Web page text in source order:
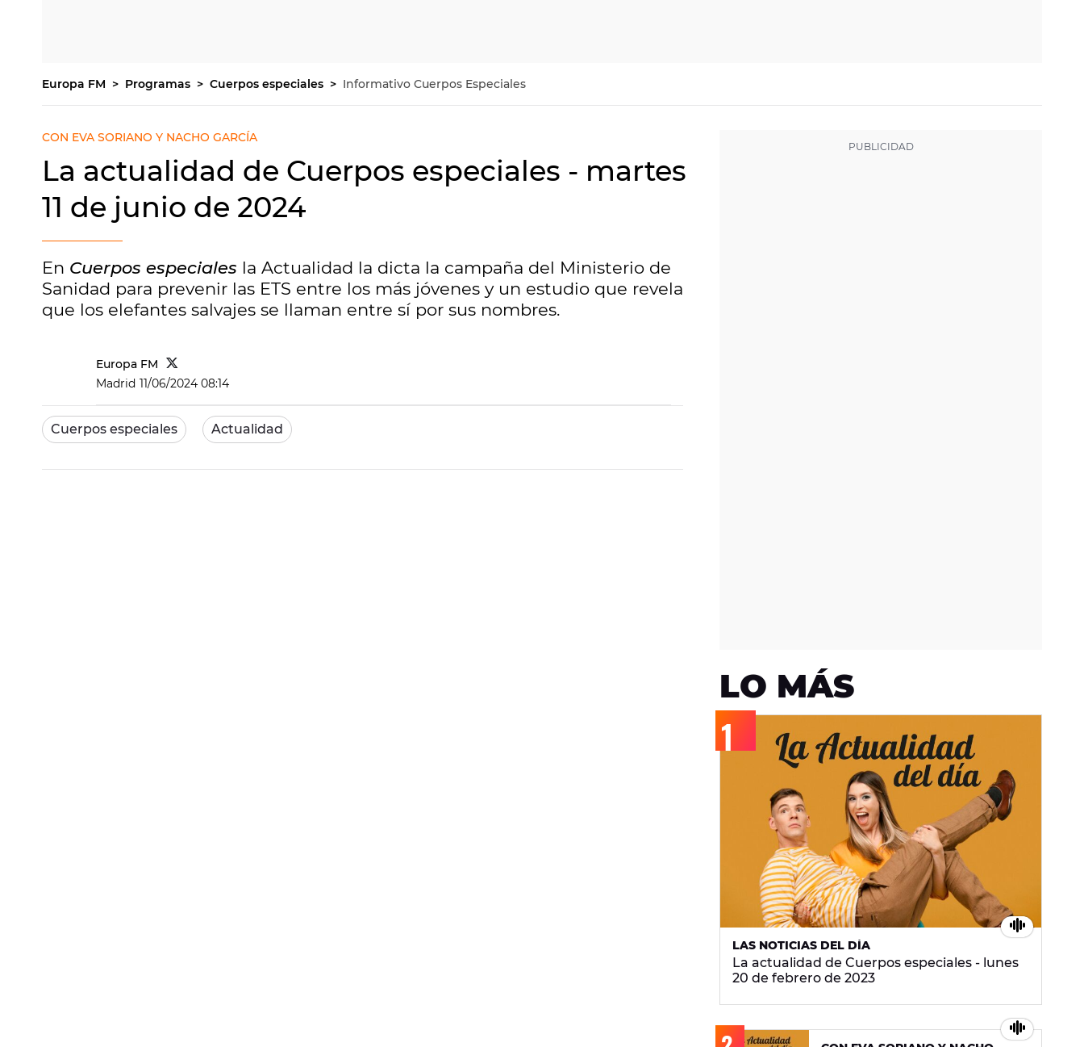
Europa FM Programas Cuerpos especiales Informativo Cuerpos Especiales
CON EVA SORIANO Y NACHO GARCÍA
La actualidad de Cuerpos especiales - martes
11 de junio de 2024
En Cuerpos especiales la Actualidad la dicta la campaña del Ministerio de
Sanidad para prevenir las ETS entre los más jóvenes y un estudio que revela
que los elefantes salvajes se llaman entre sí por sus nombres.
Europa FM
Madrid 11/06/2024 08:14
Cuerpos especiales Actualidad
LO MÁS
LAS NOTICIAS DEL DÍA
La actualidad de Cuerpos especiales - lunes
20 de febrero de 2023